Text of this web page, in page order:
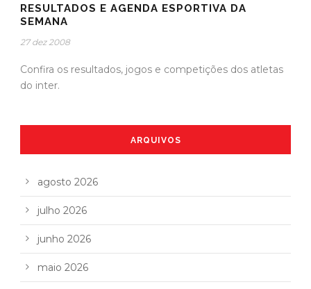
RESULTADOS E AGENDA ESPORTIVA DA
SEMANA
27 dez 2008
Confira os resultados, jogos e competições dos atletas
do inter.
ARQUIVOS
agosto 2026
julho 2026
junho 2026
maio 2026